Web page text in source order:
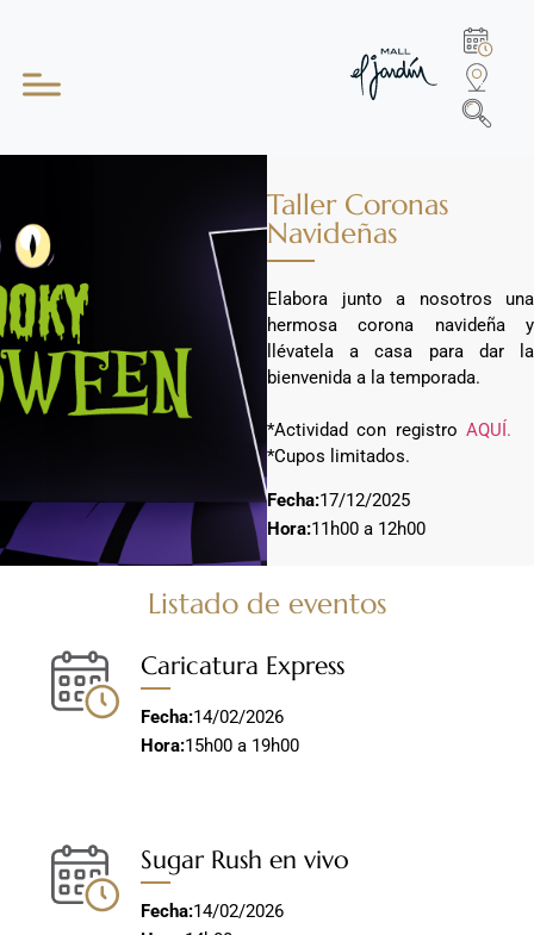
Taller Coronas
Navideñas
Elabora junto a nosotros una
hermosa corona navideña y
llévatela a casa para dar la
bienvenida a la temporada.
*Actividad con registroAQUÍ.
*Cupos limitados.
Fecha:17/12/2025
Hora:11h00 a 12h00
Listado de eventos
Caricatura Express
Fecha:14/02/2026
Hora:15h00 a 19h00
Sugar Rush en vivo
Fecha:14/02/2026